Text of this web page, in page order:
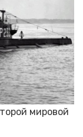
мировой